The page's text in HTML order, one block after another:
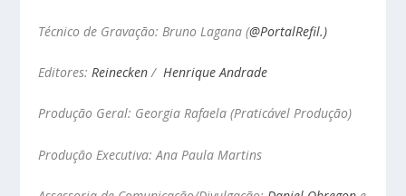
Técnico de Gravação: Bruno Lagana (@PortalRefil.)
Editores:Reinecken/Henrique Andrade
Produção Geral: Georgia Rafaela (Praticável Produção)
Produção Executiva: Ana Paula Martins